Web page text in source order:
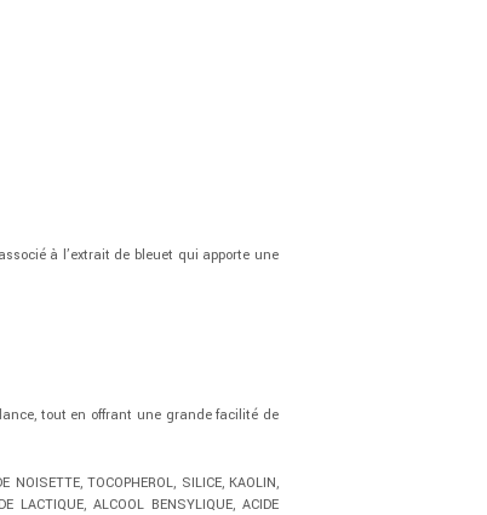
à l’extrait de bleuet qui apporte une
tout en offrant une grande facilité de
NOISETTE, TOCOPHEROL, SILICE, KAOLIN,
LACTIQUE, ALCOOL BENSYLIQUE, ACIDE